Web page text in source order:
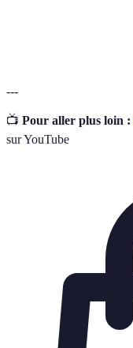
---
📺 Pour aller plus loin :
sur YouTube